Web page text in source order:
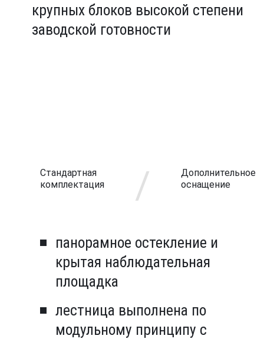
крупных блоков высокой степени
заводской готовности
Стандартная
комплектация
/
Дополнительное
оснащение
панорамное остекление и
крытая наблюдательная
площадка
лестница выполнена по
модульному принципу с